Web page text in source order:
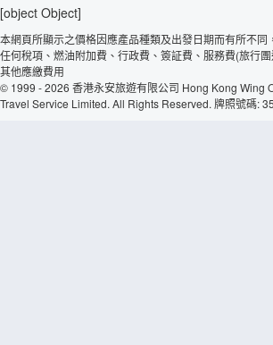
[object Object]
本網頁所顯示之價格因應產品種類及出發日期而有所不同
任何稅項、燃油附加費、行政費、簽証費、服務費(旅行
其他應繳費用
© 1999 - 2026 香港永安旅遊有限公司 Hong Kong Wing
Travel Service Limited. All Rights Reserved. 牌照號碼: